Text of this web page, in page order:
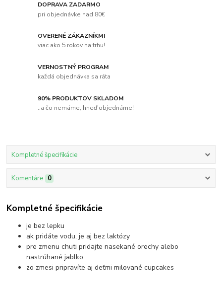
DOPRAVA ZADARMO
pri objednávke nad 80€
OVERENÉ ZÁKAZNÍKMI
viac ako 5 rokov na trhu!
VERNOSTNÝ PROGRAM
každá objednávka sa ráta
90% PRODUKTOV SKLADOM
..a čo nemáme, hneď objednáme!
Kompletné špecifikácie
Komentáre 0
Kompletné špecifikácie
je bez lepku
ak pridáte vodu, je aj bez laktózy
pre zmenu chuti pridajte nasekané orechy alebo
nastrúhané jablko
zo zmesi pripravíte aj deťmi milované cupcakes